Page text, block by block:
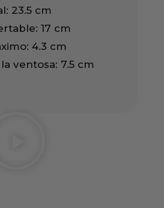
23.5 cm
17 cm
4.3 cm
ventosa: 7.5 cm